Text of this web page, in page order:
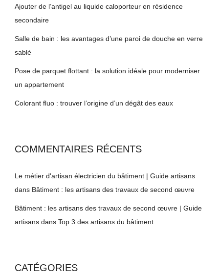
Ajouter de l’antigel au liquide caloporteur en résidence
secondaire
Salle de bain : les avantages d’une paroi de douche en verre
sablé
Pose de parquet flottant : la solution idéale pour moderniser
un appartement
Colorant fluo : trouver l’origine d’un dégât des eaux
COMMENTAIRES RÉCENTS
Le métier d'artisan électricien du bâtiment | Guide artisans
dans Bâtiment : les artisans des travaux de second œuvre
Bâtiment : les artisans des travaux de second œuvre | Guide
artisans dans Top 3 des artisans du bâtiment
CATÉGORIES